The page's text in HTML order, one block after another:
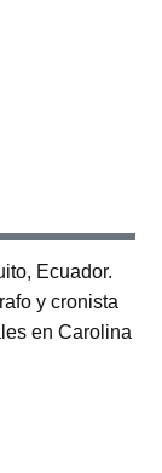
Ecuador.
y cronista
en Carolina